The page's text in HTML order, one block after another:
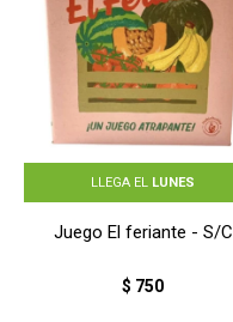
LLEGA EL LUNES
Juego El feriante - S/C
$ 750